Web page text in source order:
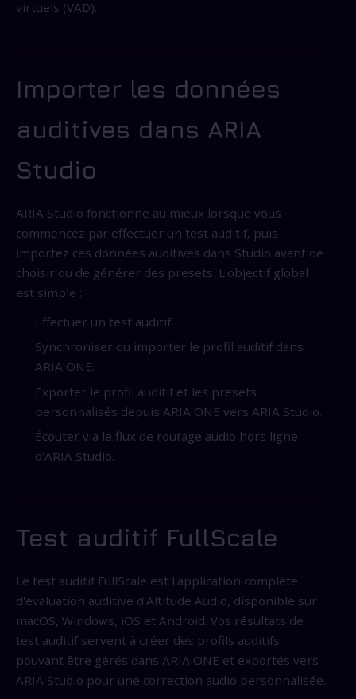
virtuels (VAD).
Importer les données
auditives dans ARIA
Studio
ARIA Studio fonctionne au mieux lorsque vous
commencez par effectuer un test auditif, puis
importez ces données auditives dans Studio avant de
choisir ou de générer des presets. L'objectif global
est simple :
Effectuer un test auditif.
Synchroniser ou importer le profil auditif dans
ARIA ONE.
Exporter le profil auditif et les presets
personnalisés depuis ARIA ONE vers ARIA Studio.
Écouter via le flux de routage audio hors ligne
d'ARIA Studio.
Test auditif FullScale
Le test auditif FullScale est l'application complète
d'évaluation auditive d'Altitude Audio, disponible sur
macOS, Windows, iOS et Android. Vos résultats de
test auditif servent à créer des profils auditifs
pouvant être gérés dans ARIA ONE et exportés vers
ARIA Studio pour une correction audio personnalisée.